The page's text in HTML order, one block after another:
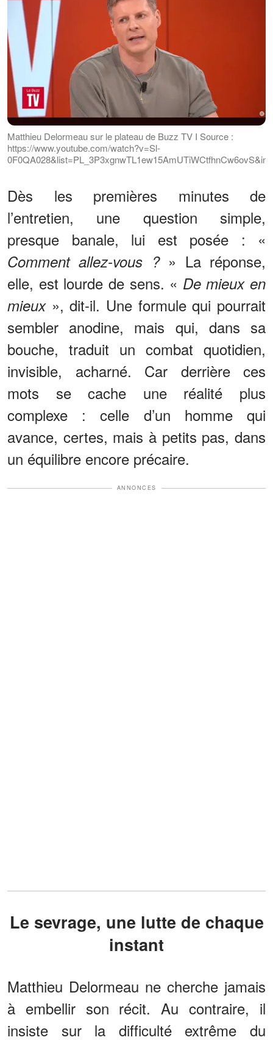
Matthieu Delormeau sur le plateau de Buzz TV I Source :
https://www.youtube.com/watch?v=Sl-
Dès les premières minutes de
l’entretien, une question simple,
presque banale, lui est posée : «
Comment allez-vous ? » La réponse,
elle, est lourde de sens. « De mieux en
mieux», dit-il. Une formule qui pourrait
sembler anodine, mais qui, dans sa
bouche, traduit un combat quotidien,
invisible, acharné. Car derrière ces
mots se cache une réalité plus
complexe : celle d’un homme qui
avance, certes, mais à petits pas, dans
un équilibre encore précaire.
ANNONCES
Le sevrage, une lutte de chaque
instant
Matthieu Delormeau ne cherche jamais
à embellir son récit. Au contraire, il
insiste sur la difficulté extrême du